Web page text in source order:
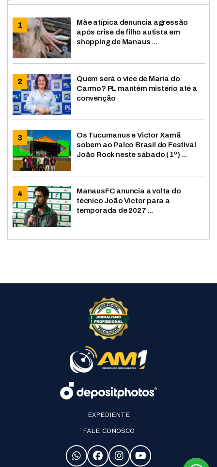
Mãe atípica denuncia agressão
após crise de filho autista em
shopping de Manaus ...
Quem será o vice de Maria do
Carmo? PL mantém mistério até a
convenção
Os Tucumanus e Victor Xamã
sobem ao Palco Brasil do Festival
João Rock neste sábado (1º) ...
ManausFC anuncia a volta do
técnico João Victor para a
temporada de 2027 ...
EXPEDIENTE
FALE CONOSCO